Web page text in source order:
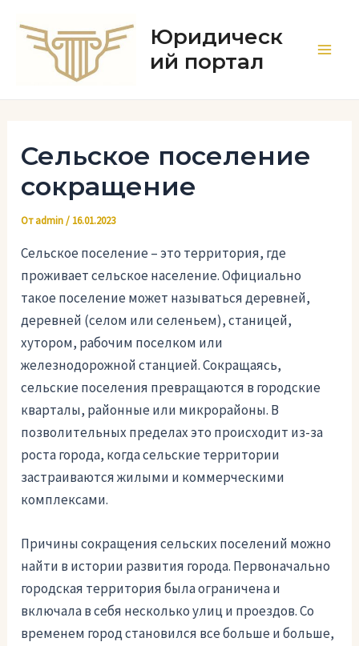
содержимому
Юридическ
ий портал
Сельское поселение
сокращение
Отadmin/ 16.01.2023
Сельское поселение – это территория, где
проживает сельское население. Официально
такое поселение может называться деревней,
деревней (селом или селеньем), станицей,
хутором, рабочим поселком или
железнодорожной станцией. Сокращаясь,
сельские поселения превращаются в городские
кварталы, районные или микрорайоны. В
позволительных пределах это происходит из-за
роста города, когда сельские территории
застраиваются жилыми и коммерческими
комплексами.
Причины сокращения сельских поселений можно
найти в истории развития города. Первоначально
городская территория была ограничена и
включала в себя несколько улиц и проездов. Со
временем город становился все больше и больше,